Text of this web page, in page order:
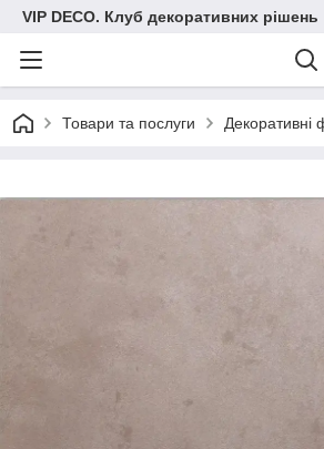
VIP DECO. Клуб декоративних рішень
Товари та послуги Декоративні